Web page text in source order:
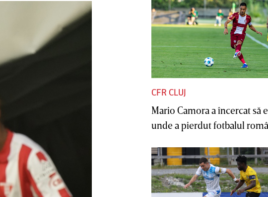
CFR CLUJ
Mario Camora a încercat să
unde a pierdut fotbalul